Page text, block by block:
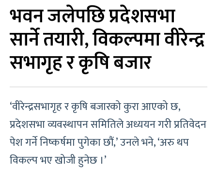
भवन जलेपछि प्रदेशसभा
सार्ने तयारी, विकल्पमा वीरेन्द्र
सभागृह र कृषि बजार
‘वीरेन्द्रसभागृह र कृषि बजारको कुरा आएको छ,
प्रदेशसभा व्यवस्थापन समितिले अध्ययन गरी प्रतिवेदन
पेश गर्ने निष्कर्षमा पुगेका छौं,’ उनले भने, ‘अरु थप
विकल्प भए खोजी हुनेछ ।’